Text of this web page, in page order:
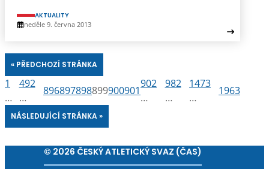
AKTUALITY
neděle 9. června 2013
« PŘEDCHOZÍ STRÁNKA
1
…
492
…
896897898899900901
902
…
982
…
1473
…
1963
NÁSLEDUJÍCÍ STRÁNKA »
© 2026 ČESKÝ ATLETICKÝ SVAZ (ČAS)